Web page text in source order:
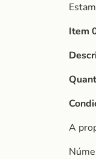
Item
A